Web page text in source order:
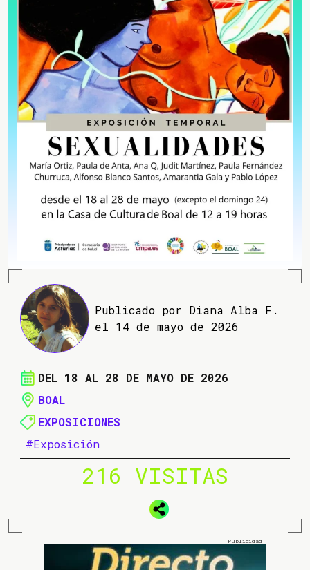
Publicado por Diana Alba F.
el 14 de mayo de 2026
DEL 18 AL 28 DE MAYO DE 2026
BOAL
EXPOSICIONES
#Exposición
216 VISITAS